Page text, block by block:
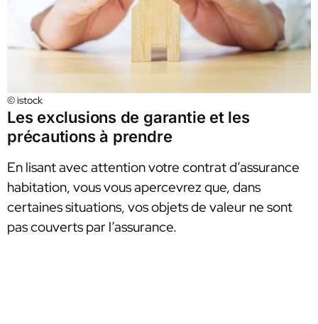
© istock
Les exclusions de garantie et les
précautions à prendre
En lisant avec attention votre contrat d’assurance
habitation, vous vous apercevrez que, dans
certaines situations, vos objets de valeur ne sont
pas couverts par l’assurance.